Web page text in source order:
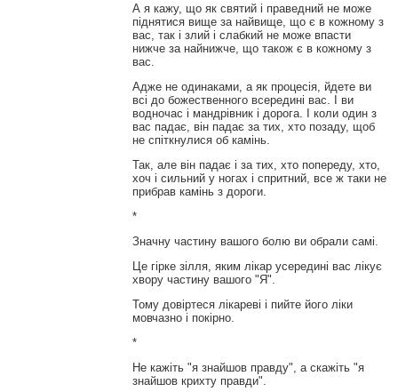
А я кажу, що як святий і праведний не може
піднятися вище за найвище, що є в кожному з
вас, так і злий і слабкий не може впасти
нижче за найнижче, що також є в кожному з
вас.
Адже не одинаками, а як процесія, йдете ви
всі до божественного всередині вас. І ви
водночас і мандрівник і дорога. І коли один з
вас падає, він падає за тих, хто позаду, щоб
не спіткнулися об камінь.
Так, але він падає і за тих, хто попереду, хто,
хоч і сильний у ногах і спритний, все ж таки не
прибрав камінь з дороги.
*
Значну частину вашого болю ви обрали самі.
Це гірке зілля, яким лікар усередині вас лікує
хвору частину вашого "Я".
Тому довіртеся лікареві і пийте його ліки
мовчазно і покірно.
*
Не кажіть "я знайшов правду", а скажіть "я
знайшов крихту правди".